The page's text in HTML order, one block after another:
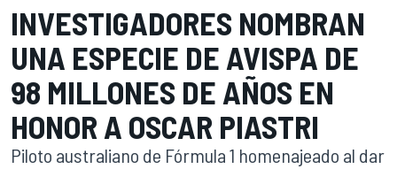
INVESTIGADORES NOMBRAN
UNA ESPECIE DE AVISPA DE
98 MILLONES DE AÑOS EN
HONOR A OSCAR PIASTRI
Piloto australiano de Fórmula 1 homenajeado al dar